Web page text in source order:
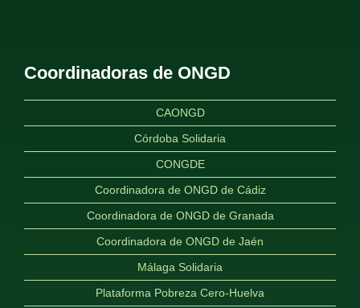
Coordinadoras de ONGD
CAONGD
Córdoba Solidaria
CONGDE
Coordinadora de ONGD de Cádiz
Coordinadora de ONGD de Granada
Coordinadora de ONGD de Jaén
Málaga Solidaria
Plataforma Pobreza Cero-Huelva